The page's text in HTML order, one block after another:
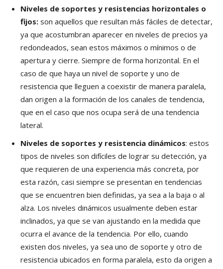
Niveles de soportes y resistencias horizontales o
fijos: son aquellos que resultan más fáciles de detectar,
ya que acostumbran aparecer en niveles de precios ya
redondeados, sean estos máximos o mínimos o de
apertura y cierre. Siempre de forma horizontal. En el
caso de que haya un nivel de soporte y uno de
resistencia que lleguen a coexistir de manera paralela,
dan origen a la formación de los canales de tendencia,
que en el caso que nos ocupa será de una tendencia
lateral.
Niveles de soportes y resistencia dinámicos: estos
tipos de niveles son difíciles de lograr su detección, ya
que requieren de una experiencia más concreta, por
esta razón, casi siempre se presentan en tendencias
que se encuentren bien definidas, ya sea a la baja o al
alza. Los niveles dinámicos usualmente deben estar
inclinados, ya que se van ajustando en la medida que
ocurra el avance de la tendencia. Por ello, cuando
existen dos niveles, ya sea uno de soporte y otro de
resistencia ubicados en forma paralela, esto da origen a